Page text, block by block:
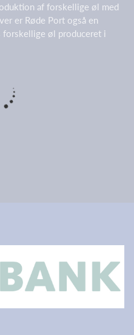
af forskellige øl med
er Røde Port også en
forskellige øl produceret i